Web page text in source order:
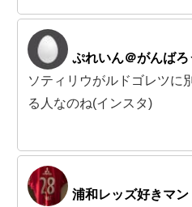
ぷれいん＠がんばろ
ソティリウがルドゴレツに
る人なのね(インスタ)
浦和レッズ好きマン